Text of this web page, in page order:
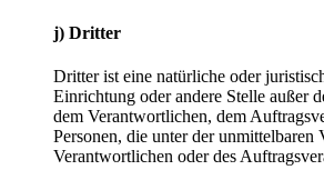
j) Dritter
Dritter ist eine natürliche oder
Einrichtung oder andere Stelle außer
dem Verantwortlichen, dem
Personen, die unter der unmittelbaren
Verantwortlichen oder des